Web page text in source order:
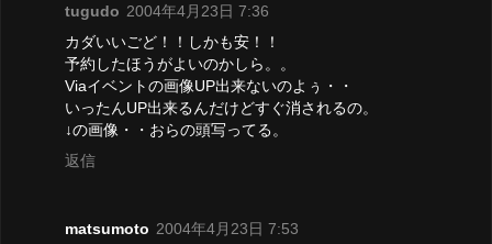
tugudo 2004年4月23日 7:36
カダいいごど！！しかも安！！
予約したほうがよいのかしら。。
Viaイベントの画像UP出来ないのよぅ・・
いったんUP出来るんだけどすぐ消されるの。
↓の画像・・おらの頭写ってる。
返信
matsumoto 2004年4月23日 7:53